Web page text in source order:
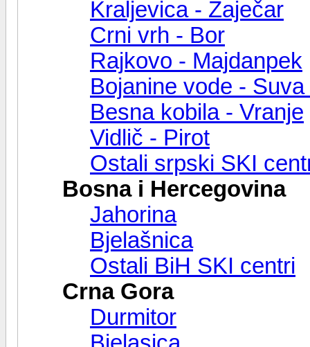
Kraljevica - Zaječar
Crni vrh - Bor
Rajkovo - Majdanpek
Bojanine vode -
Besna kobila - Vranje
Vidlič - Pirot
Ostali srpski SKI
Bosna i Hercegovina
Jahorina
Bjelašnica
Ostali BiH SKI centri
Crna Gora
Durmitor